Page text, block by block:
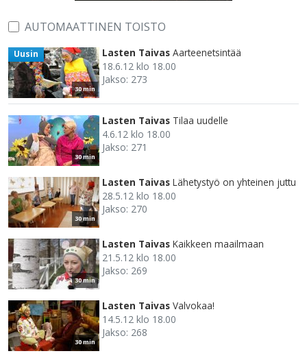
AUTOMAATTINEN TOISTO
30 min
Uusin Lasten Taivas Aarteenetsintää
18.6.12 klo 18.00
Jakso: 273
30 min
Lasten Taivas Tilaa uudelle
4.6.12 klo 18.00
Jakso: 271
30 min
Lasten Taivas Lähetystyö on yhteinen juttu
28.5.12 klo 18.00
Jakso: 270
30 min
Lasten Taivas Kaikkeen maailmaan
21.5.12 klo 18.00
Jakso: 269
30 min
Lasten Taivas Valvokaa!
14.5.12 klo 18.00
Jakso: 268